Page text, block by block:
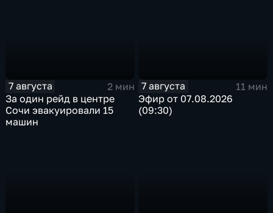
7 августа
2 мин
За один рейд в центре
Сочи эвакуировали 15
машин
7 августа
11 мин
Эфир от 07.08.2026
(09:30)